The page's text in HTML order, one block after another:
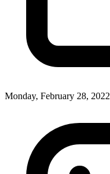
Monday, February 28, 2022